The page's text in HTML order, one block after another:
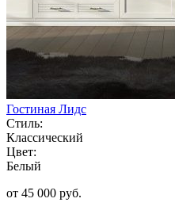
Гостиная Лидс
Стиль:
Классический
Цвет:
Белый
от 45 000 руб.